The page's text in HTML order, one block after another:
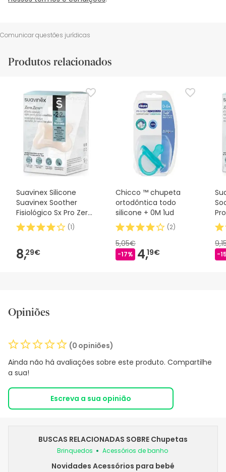
Comunicar questões jurídicas
Produtos relacionados
Suavinex Silicone
Suavinex Soother
Fisiológico Sx Pro Zero
2m 1 peça
(1)
8,29€
Chicco ™ chupeta
ortodôntica todo
silicone + 0M 1ud
(2)
5,05€
-17% 4,19€ -
Opiniões
(0 opiniões)
Ainda não há avaliações sobre este produto. Compartilhe
a sua!
Escreva a sua opinião
BUSCAS RELACIONADAS SOBRE Chupetas
Brinquedos Acessórios de banho
Novidades Acessórios para bebé